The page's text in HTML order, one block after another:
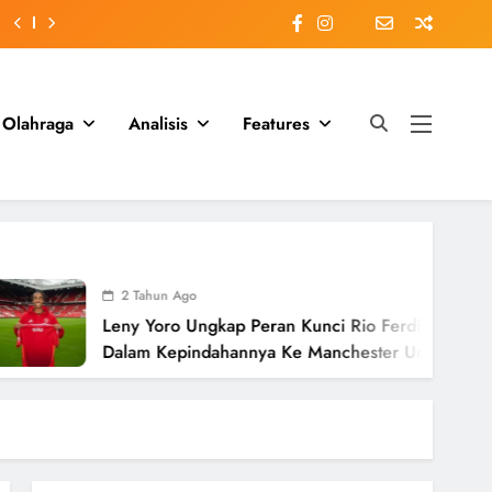
Olahraga Analisis Features
Ago
Yoro Ungkap Peran Kunci Rio Ferdinand
Kepindahannya Ke Manchester United
£58 Juta